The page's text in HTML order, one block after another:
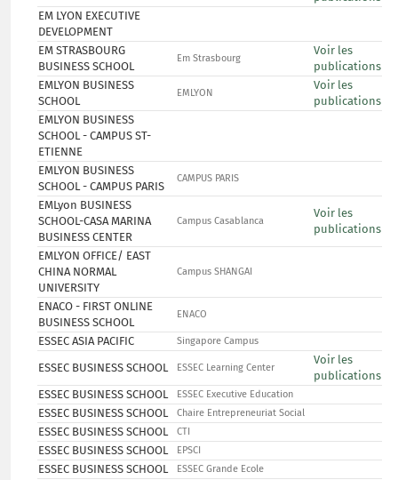
EM LYON EXECUTIVE
DEVELOPMENT
EM STRASBOURG
BUSINESS SCHOOL
Em Strasbourg
Voir les
publications
EMLYON BUSINESS
SCHOOL
EMLYON
Voir les
publications
EMLYON BUSINESS
SCHOOL - CAMPUS ST-
ETIENNE
EMLYON BUSINESS
SCHOOL - CAMPUS PARIS
CAMPUS PARIS
EMLyon BUSINESS
SCHOOL-CASA MARINA
BUSINESS CENTER
Campus Casablanca
Voir les
publications
EMLYON OFFICE/ EAST
CHINA NORMAL
UNIVERSITY
Campus SHANGAI
ENACO - FIRST ONLINE
BUSINESS SCHOOL
ENACO
ESSEC ASIA PACIFIC Singapore Campus
ESSEC BUSINESS SCHOOL ESSEC Learning Center
Voir les
publications
ESSEC BUSINESS SCHOOL
ESSEC Executive Education
ESSEC BUSINESS SCHOOL Chaire Entrepreneuriat Social
ESSEC BUSINESS SCHOOL CTI
ESSEC BUSINESS SCHOOL EPSCI
ESSEC BUSINESS SCHOOL ESSEC Grande Ecole